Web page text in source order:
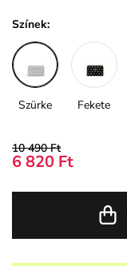
Színek:
Szürke Fekete
10 490 Ft
6 820 Ft